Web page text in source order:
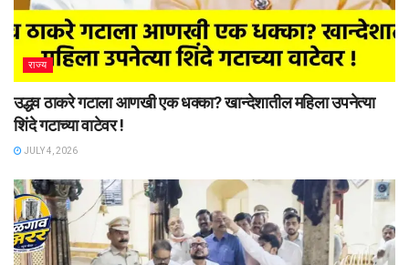
राज्य
उद्धव ठाकरे गटाला आणखी एक धक्का? खान्देशातील महिला उपनेत्या
शिंदे गटाच्या वाटेवर !
JULY 4, 2026